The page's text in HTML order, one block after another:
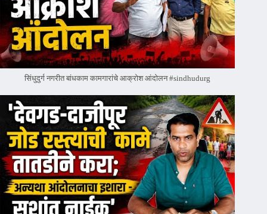
सिंधुदुर्ग नगरीत बांधकाम कामगारांचे आक्रोश आंदोलन #sindhudurg